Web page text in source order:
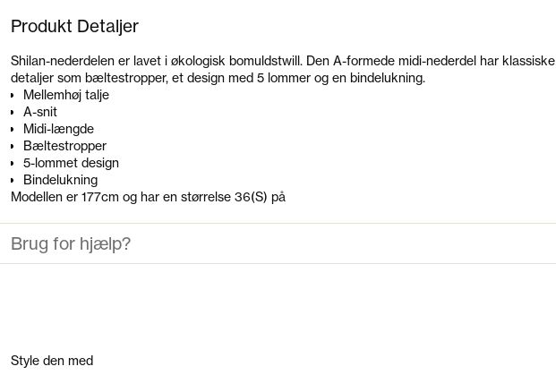
Produkt Detaljer
Shilan-nederdelen er lavet i økologisk bomuldstwill. Den A-formede midi-nederdel har klassiske
detaljer som bæltestropper, et design med 5 lommer og en bindelukning.
Mellemhøj talje
A-snit
Midi-længde
Bæltestropper
5-lommet design
Bindelukning
Modellen er 177cm og har en størrelse 36(S) på
Brug for hjælp?
Style den med